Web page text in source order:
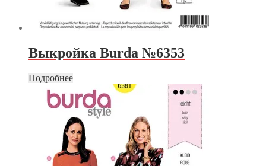
Выкройка Burda №6353
Подробнее